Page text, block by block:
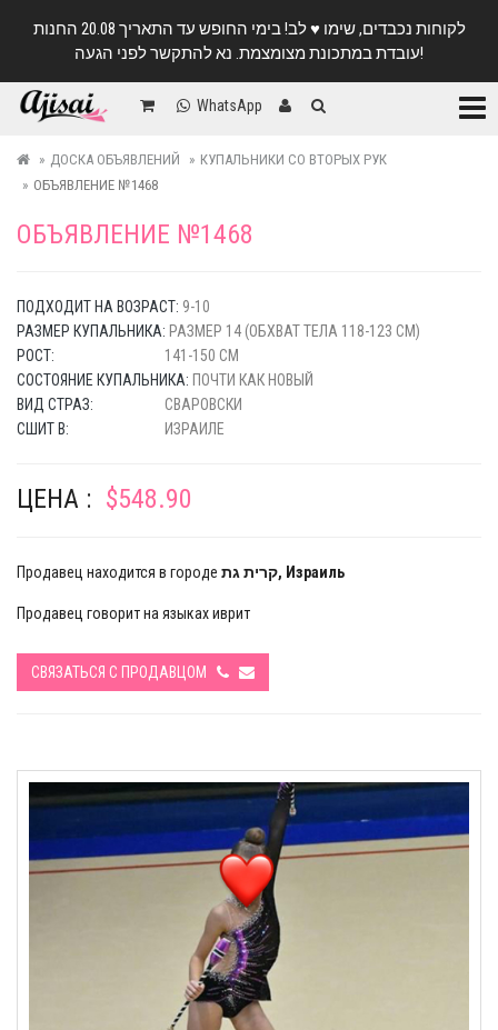
לקוחות נכבדים, שימו ♥️ לב! בימי החופש עד התאריך 20.08 החנות
עובדת במתכונת מצומצמת. נא להתקשר לפני הגעה!
WhatsApp
ДОСКА ОБЪЯВЛЕНИЙ
КУПАЛЬНИКИ СО ВТОРЫХ РУК
ОБЪЯВЛЕНИЕ №1468
ОБЪЯВЛЕНИЕ №1468
ПОДХОДИТ НА ВОЗРАСТ: 9-10
РАЗМЕР КУПАЛЬНИКА: РАЗМЕР 14 (ОБХВАТ ТЕЛА 118-123 СМ)
РОСТ:
141-150 СМ
СОСТОЯНИЕ КУПАЛЬНИКА: ПОЧТИ КАК НОВЫЙ
ВИД СТРАЗ:
СВАРОВСКИ
СШИТ В:
ИЗРАИЛЕ
ЦЕНА : $548.90
Продавец находится в городе קרית גת, Израиль
Продавец говорит на языках иврит
СВЯЗАТЬСЯ С ПРОДАВЦОМ